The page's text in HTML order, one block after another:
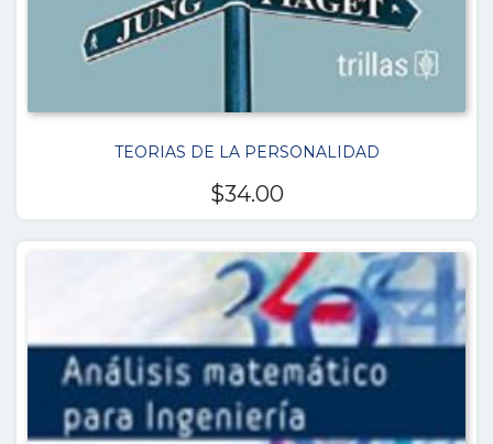
TEORIAS DE LA PERSONALIDAD
$34.00